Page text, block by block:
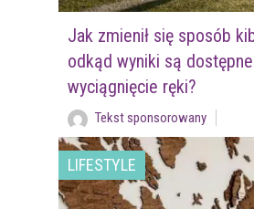
Jak zmienił się sposób
odkąd wyniki są
wyciągnięcie ręki?
Tekst sponsorowany
LIFESTYLE